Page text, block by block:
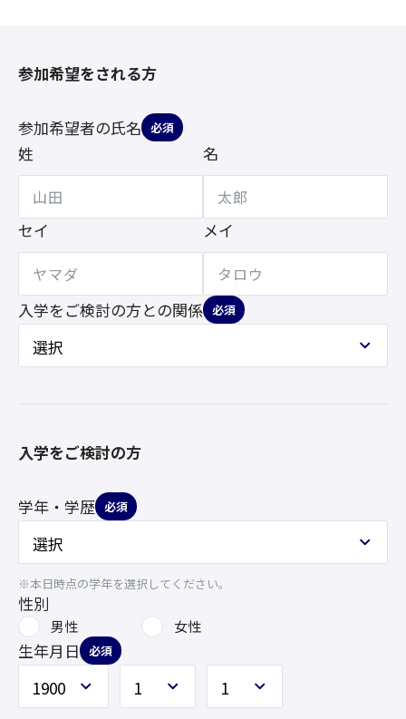
参加希望をされる方
参加希望者の氏名 必須
姓 名
セイ メイ
入学をご検討の方との関係 必須
入学をご検討の方
学年・学歴 必須
※本日時点の学年を選択してください。
性別
男性 女性
生年月日 必須